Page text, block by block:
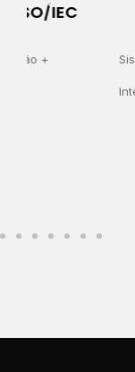
Sistema de
Inteligência